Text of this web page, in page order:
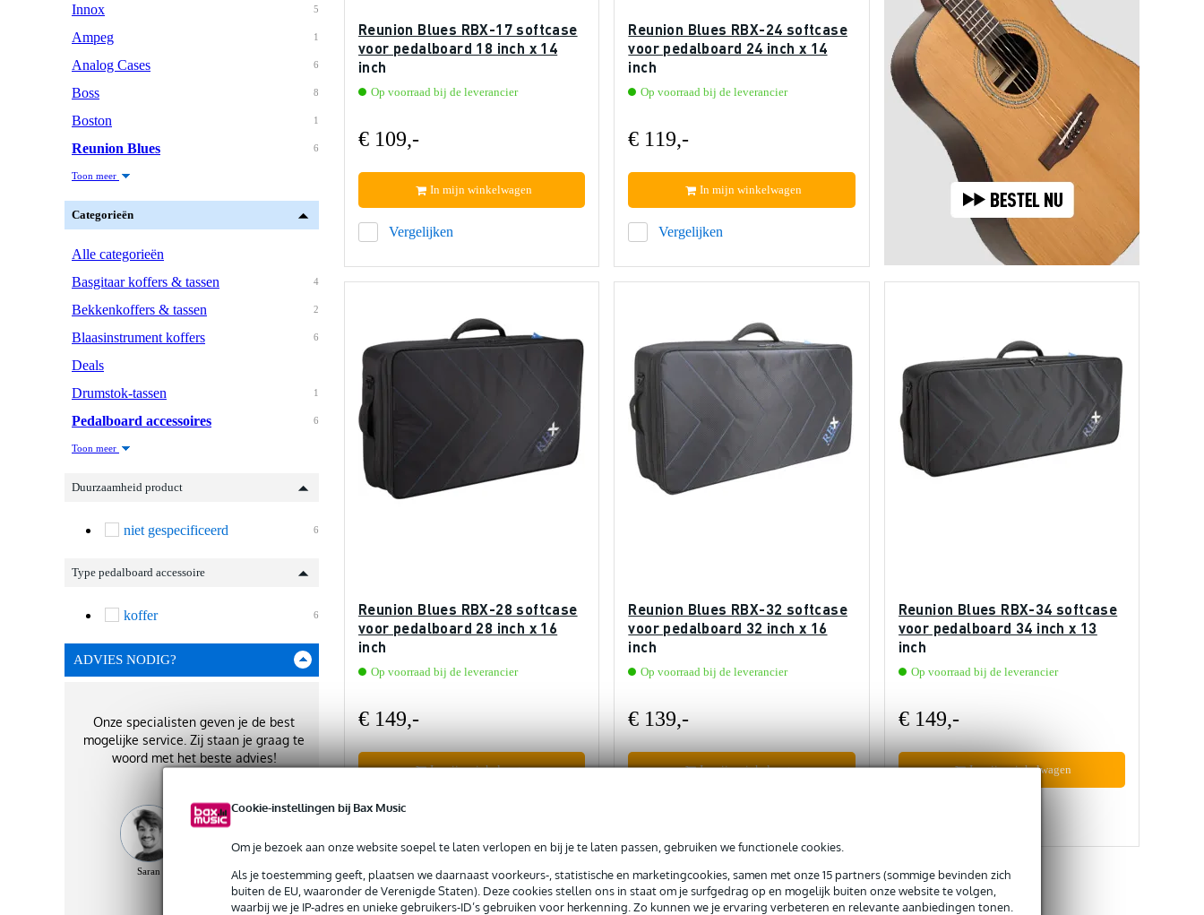
Cookie-instellingen bij Bax Music
Om je bezoek aan onze website soepel te laten verlopen en bij je te laten passen, gebruiken we functionele cookies.
Als je toestemming geeft, plaatsen we daarnaast voorkeurs-, statistische en marketingcookies, samen met onze 15 partners (sommige bevinden zich
buiten de EU, waaronder de Verenigde Staten). Deze cookies stellen ons in staat om je surfgedrag op en mogelijk buiten onze website te volgen,
waarbij we je IP-adres en unieke gebruikers-ID’s gebruiken voor herkenning. Zo kunnen we je ervaring verbeteren en relevante aanbiedingen tonen.
5
Innox
1
Ampeg
6
Analog Cases
8
Boss
1
Boston
6
Reunion Blues
Toon meer
Categorieën
Alle categorieën
4
Basgitaar koffers & tassen
2
Bekkenkoffers & tassen
6
Blaasinstrument koffers
Deals
1
Drumstok-tassen
6
Pedalboard accessoires
Toon meer
Duurzaamheid product
6
niet gespecificeerd
Type pedalboard accessoire
6
koffer
ADVIES NODIG?
Onze specialisten geven je de best
mogelijke service. Zij staan je graag te
woord met het beste advies!
Saran Shirley
Reunion Blues RBX-17 softcase
voor pedalboard 18 inch x 14
inch
Op voorraad bij de leverancier
€ 109,-
Vergelijken
In mijn winkelwagen
Reunion Blues RBX-24 softcase
voor pedalboard 24 inch x 14
inch
Op voorraad bij de leverancier
€ 119,-
Vergelijken
In mijn winkelwagen
Reunion Blues RBX-28 softcase
voor pedalboard 28 inch x 16
inch
Op voorraad bij de leverancier
€ 149,-
Vergelijken
In mijn winkelwagen
Reunion Blues RBX-32 softcase
voor pedalboard 32 inch x 16
inch
Op voorraad bij de leverancier
€ 139,-
In mijn winkelwagen
Reunion Blues RBX-34 softcase
voor pedalboard 34 inch x 13
inch
Op voorraad bij de leverancier
€ 149,-
In mijn winkelwagen